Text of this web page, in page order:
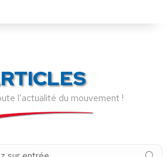
l’actualité du mouvement !